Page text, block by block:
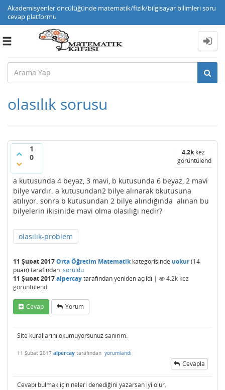
Akademisyenler öncülüğünde matematik/fizik/bilgisayar bilimleri soru
cevap platformu
Toggle
olasılık sorusu
1
0
4.2kkez
görüntülendi
a kutusunda 4 beyaz, 3 mavi, b kutusunda 6 beyaz, 2 mavi
bilye vardır. a kutusundan2 bilye alınarak bkutusuna
atılıyor. sonra b kutusundan 2 bilye alındığında alınan bu
bilyelerin ikisinide mavi olma olasılığı nedir?
olasılık-problem
11 Şubat 2017Orta Öğretim Matematikkategorisinde uokur(14
puan) tarafından soruldu
11 Şubat 2017alpercaytarafındanyeniden açıldı | 4.2k kez
görüntülendi
Cevap Yorum
Site kurallarını okumuyorsunuz sanırım.
11 Şubat 2017 alpercay tarafından yorumlandı
Cevapla
Cevabı bulmak için neleri denediğini yazarsan iyi olur.